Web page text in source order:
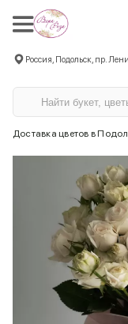
Доставка цветов в